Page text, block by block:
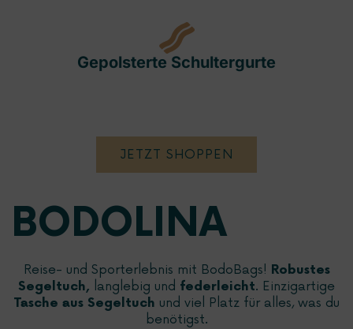
Gepolsterte Schultergurte
JETZT SHOPPEN
BODOLINA
Reise- und Sporterlebnis mit BodoBags! Robustes
Segeltuch, langlebig und federleicht. Einzigartige
Tasche aus Segeltuch und viel Platz für alles, was du
benötigst.